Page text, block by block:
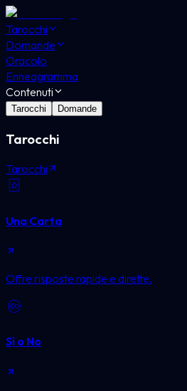
Tarocchi
Domande
Oracolo
Enneagramma
Contenuti
Tarocchi Domande
Tarocchi
Tarocchi
Una Carta
Offre risposte rapide e dirette.
Sì o No